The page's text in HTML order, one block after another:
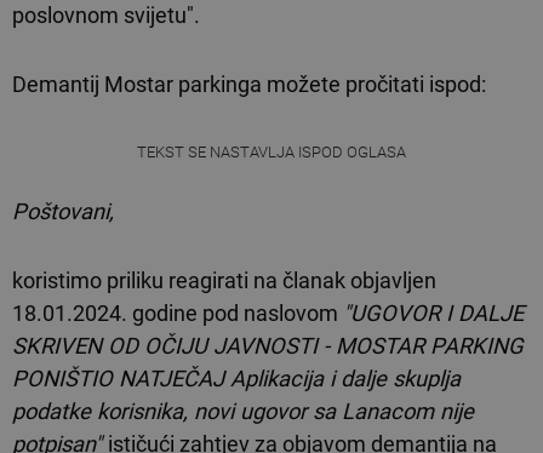
poslovnom svijetu".
Demantij Mostar parkinga možete pročitati ispod:
TEKST SE NASTAVLJA ISPOD OGLASA
Poštovani,
koristimo priliku reagirati na članak objavljen
18.01.2024. godine pod naslovom "UGOVOR I DALJE
SKRIVEN OD OČIJU JAVNOSTI - MOSTAR PARKING
PONIŠTIO NATJEČAJ Aplikacija i dalje skuplja
podatke korisnika, novi ugovor sa Lanacom nije
potpisan"ističući zahtjev za objavom demantija na